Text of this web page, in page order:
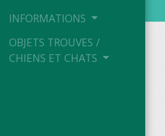
INFORMATIONS
OBJETS TROUVES /
CHIENS ET CHATS